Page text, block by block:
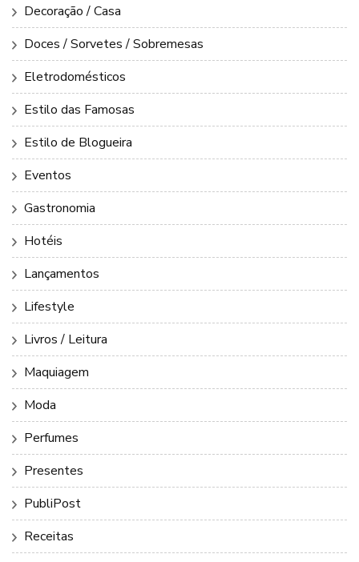
Decoração / Casa
Doces / Sorvetes / Sobremesas
Eletrodomésticos
Estilo das Famosas
Estilo de Blogueira
Eventos
Gastronomia
Hotéis
Lançamentos
Lifestyle
Livros / Leitura
Maquiagem
Moda
Perfumes
Presentes
PubliPost
Receitas